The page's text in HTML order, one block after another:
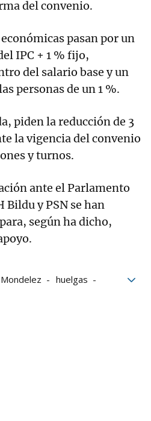
del convenio.
pasan por un
IPC + 1 % fijo,
del salario base y un
personas de un 1 %.
piden la reducción de 3
la vigencia del convenio
y turnos.
ante el Parlamento
Bildu y PSN se han
según ha dicho,
Mondelez
huelgas